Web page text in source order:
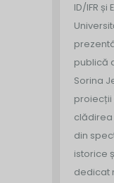
ID/IFR
publică
Sorina
proiecții
clădirea
din
istorice
dedicat